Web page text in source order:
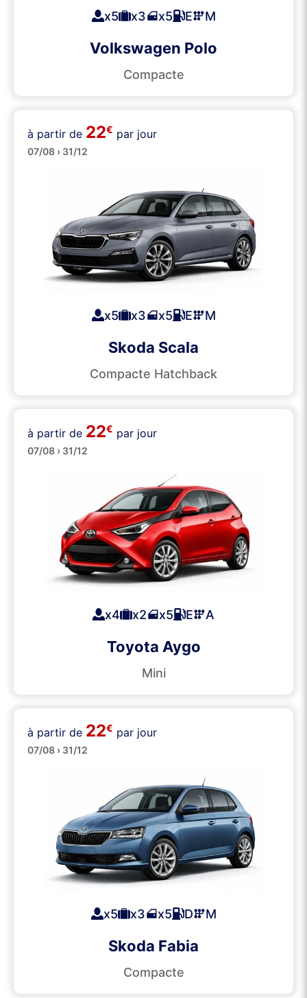
x5 x3 x5 E M
Volkswagen Polo
Compacte
Moyennes
à partir de 22€ par jour
07/08 › 31/12
x5 x3 x5 E M
Skoda Scala
Compacte Hatchback
Petites
à partir de 22€ par jour
07/08 › 31/12
x4 x2 x5 E A
Toyota Aygo
Mini
Moyennes
à partir de 22€ par jour
07/08 › 31/12
x5 x3 x5 D M
Skoda Fabia
Compacte